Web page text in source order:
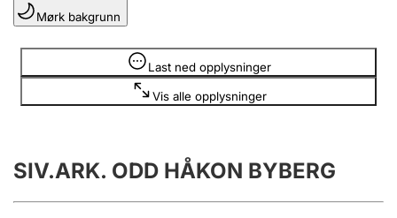
Lag og forening
Registrere, endre, slette
Årsregnskap
Innsending og forsinkelsesgebyr
Mørk bakgrunn
Last ned opplysninger
Vis alle opplysninger
Opplysninger er skjult
SIV.ARK. ODD HÅKON BYBERG